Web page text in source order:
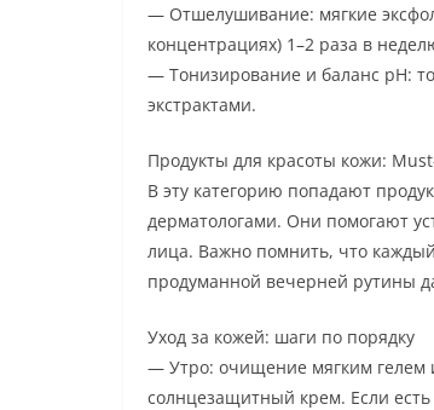
— Отшелушивание: мягкие
концентрациях) 1–2 раза в
— Тонизирование и баланс pH:
экстрактами.
Продукты для красоты кожи:
В эту категорию попадают
дерматологами. Они помогают
лица. Важно помнить, что
продуманной вечерней рутины
Уход за кожей: шаги по порядку
— Утро: очищение мягким гелем
солнцезащитный крем. Если